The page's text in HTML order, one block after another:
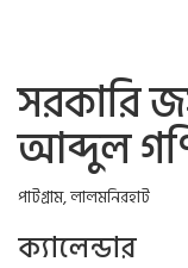
সরকারি
আব্দুল
পাটগ্রাম, লালমনিরহাট
ক্যালেন্ডার